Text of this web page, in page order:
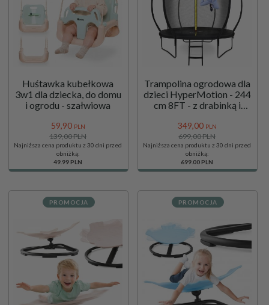
Huśtawka kubełkowa
3w1 dla dziecka, do domu
i ogrodu - szałwiowa
59,90 PLN
139,00 PLN
Najniższa cena produktu z 30 dni przed
obniżką:
49.99 PLN
Trampolina ogrodowa dla
dzieci HyperMotion - 244
cm 8FT - z drabinką i
domu i ogrodu
349,00 PLN
699,00 PLN
Najniższa cena produktu z 30 dni przed
obniżką:
699.00 PLN
PROMOCJA PROMOCJA